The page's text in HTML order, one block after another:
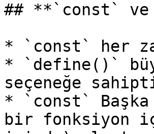
## **`const`
* `const` her
* `define()`
seçeneğe
* `const`
bir fonksiyon